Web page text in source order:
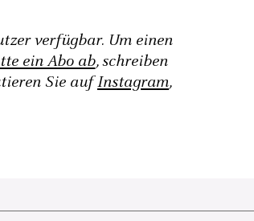
verfügbar. Um einen
ein Abo ab, schreiben
Sie aufInstagram,